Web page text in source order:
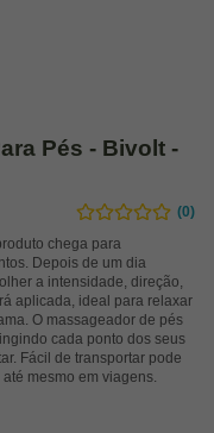
Pés - Bivolt -
(0)
chega para
Depois de um dia
a intensidade, direção,
aplicada, ideal para relaxar
O massageador de pés
cada ponto dos seus
Fácil de transportar pode
mesmo em viagens.